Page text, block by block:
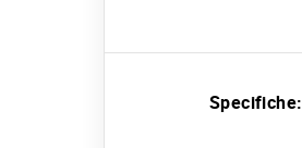
Specifiche: